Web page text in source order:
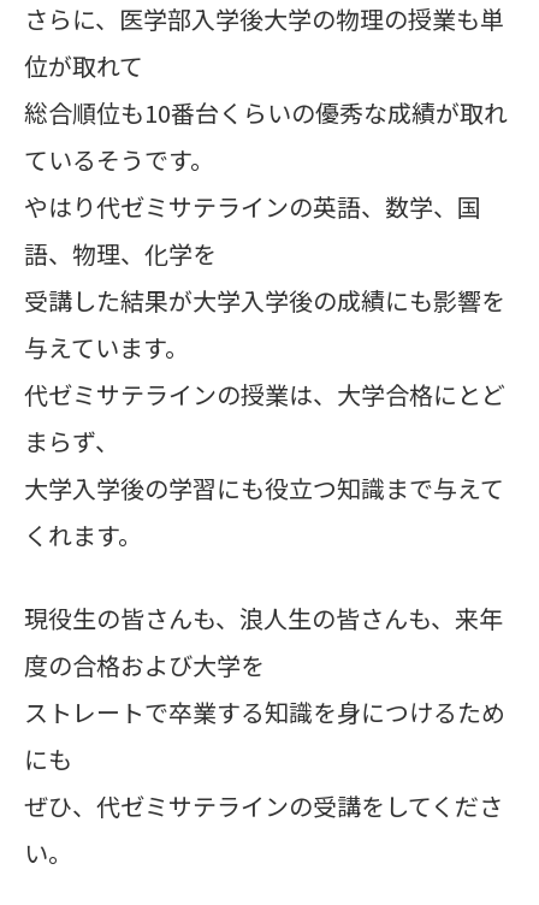
さらに、医学部入学後大学の物理の授業も単
位が取れて
総合順位も10番台くらいの優秀な成績が取れ
ているそうです。
やはり代ゼミサテラインの英語、数学、国
語、物理、化学を
受講した結果が大学入学後の成績にも影響を
与えています。
代ゼミサテラインの授業は、大学合格にとど
まらず、
大学入学後の学習にも役立つ知識まで与えて
くれます。
現役生の皆さんも、浪人生の皆さんも、来年
度の合格および大学を
ストレートで卒業する知識を身につけるため
にも
ぜひ、代ゼミサテラインの受講をしてくださ
い。